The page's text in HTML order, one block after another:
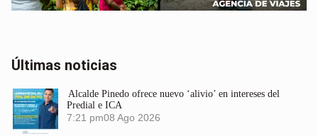
Últimas noticias
Alcalde Pinedo ofrece nuevo ‘alivio’ en intereses del
Predial e ICA
7:21 pm08 Ago 2026